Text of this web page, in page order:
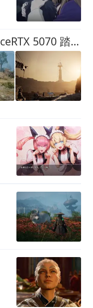
《轮回之兽》耕升GeForceRTX 5070 踏雪OC进入轮回末世救赎